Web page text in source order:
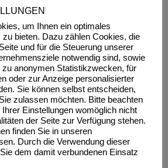
um Ihnen ein optimales
bieten. Dazu zählen Cookies, die
und für die Steuerung unserer
notwendig sind, sowie
zu anonymen Statistikzwecken, für
oder zur Anzeige personalisierter
Sie können selbst entscheiden,
zulassen möchten. Bitte beachten
Einstellungen womöglich nicht
der Seite zur Verfügung stehen.
finden Sie in unseren
Durch die Verwendung dieser
dem damit verbundenen Einsatz